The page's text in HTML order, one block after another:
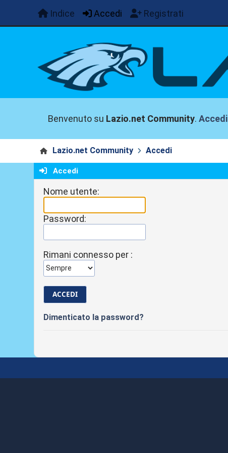
Indice Accedi Registrati
Benvenuto su Lazio.net Community.Accedi
Lazio.net Community Accedi
Accedi
Nome utente:
Password:
Rimani connesso per :
Dimenticato la password?